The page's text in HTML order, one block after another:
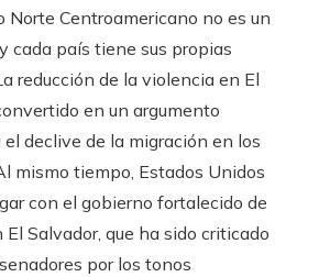
Norte Centroamericano no es un
cada país tiene sus propias
reducción de la violencia en El
en un argumento
declive de la migración en los
mismo tiempo, Estados Unidos
con el gobierno fortalecido de
Salvador, que ha sido criticado
por los tonos